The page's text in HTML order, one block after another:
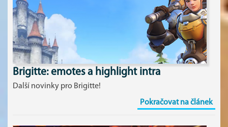
Brigitte: emotes a highlight intra
Další novinky pro Brigitte!
Pokračovat na článek